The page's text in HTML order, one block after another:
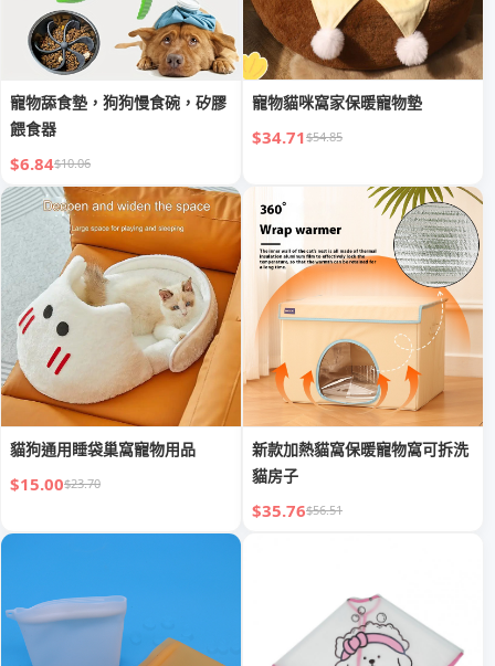
寵物舔食墊，狗狗慢食碗，矽膠
餵食器
$6.84$10.06
寵物貓咪窩家保暖寵物墊
$34.71$54.85
貓狗通用睡袋巢窩寵物用品
$15.00$23.70
新款加熱貓窩保暖寵物窩可拆洗
貓房子
$35.76$56.51